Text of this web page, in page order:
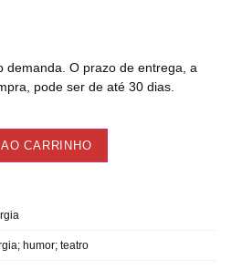
demanda. O prazo de entrega, a
pode ser de até 30 dias.
CARRINHO
humor; teatro